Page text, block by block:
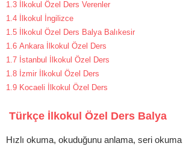
1.3
İlkokul Özel Ders Verenler
1.4
İlkokul İngilizce
1.5
İlkokul Özel Ders Balya Balıkesir
1.6 Ankara İlkokul Özel Ders
1.7 İstanbul İlkokul Özel Ders
1.8 İzmir İlkokul Özel Ders
1.9 Kocaeli İlkokul Özel Ders
Türkçe İlkokul Özel Ders Balya
Hızlı okuma, okuduğunu anlama, seri okuma